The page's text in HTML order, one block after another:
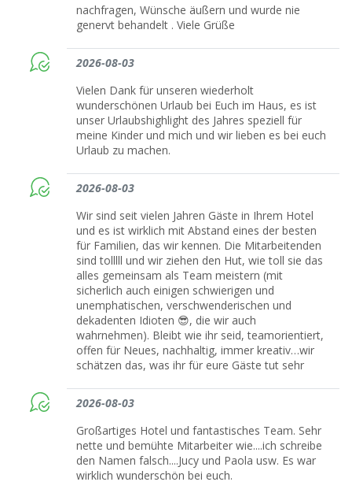
nachfragen, Wünsche äußern und wurde nie
genervt behandelt . Viele Grüße
2026-08-03
Vielen Dank für unseren wiederholt
wunderschönen Urlaub bei Euch im Haus, es ist
unser Urlaubshighlight des Jahres speziell für
meine Kinder und mich und wir lieben es bei euch
Urlaub zu machen.
2026-08-03
Wir sind seit vielen Jahren Gäste in Ihrem Hotel
und es ist wirklich mit Abstand eines der besten
für Familien, das wir kennen. Die Mitarbeitenden
sind tolllll und wir ziehen den Hut, wie toll sie das
alles gemeinsam als Team meistern (mit
sicherlich auch einigen schwierigen und
unemphatischen, verschwenderischen und
dekadenten Idioten 😎, die wir auch
wahrnehmen). Bleibt wie ihr seid, teamorientiert,
offen für Neues, nachhaltig, immer kreativ…wir
schätzen das, was ihr für eure Gäste tut sehr
2026-08-03
Großartiges Hotel und fantastisches Team. Sehr
nette und bemühte Mitarbeiter wie....ich schreibe
den Namen falsch....Jucy und Paola usw. Es war
wirklich wunderschön bei euch.